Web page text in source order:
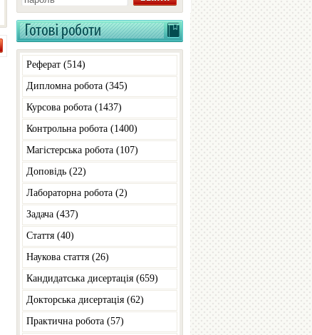
Реферат (514)
Дипломна робота (345)
Курсова робота (1437)
Контрольна робота (1400)
Магістерська робота (107)
Доповiдь (22)
Лабораторна робота (2)
Задача (437)
Стаття (40)
Наукова стаття (26)
Кандидатська дисертація (659)
Докторська дисертація (62)
Практична робота (57)